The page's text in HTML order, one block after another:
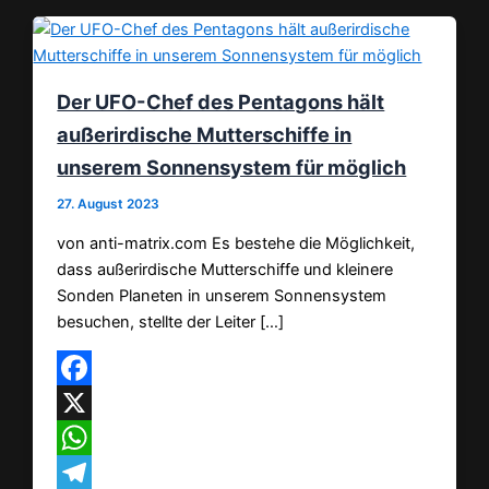
Der UFO-Chef des Pentagons hält
außerirdische Mutterschiffe in
unserem Sonnensystem für möglich
27. August 2023
von anti-matrix.com Es bestehe die Möglichkeit,
dass außerirdische Mutterschiffe und kleinere
Sonden Planeten in unserem Sonnensystem
besuchen, stellte der Leiter […]
Facebook
X
WhatsApp